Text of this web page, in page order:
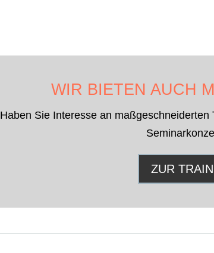
WIR BIETEN AUCH
Haben Sie Interesse an
ZUR